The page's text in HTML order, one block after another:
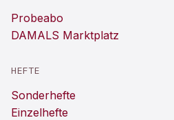
Probeabo
DAMALS Marktplatz
HEFTE
Sonderhefte
Einzelhefte